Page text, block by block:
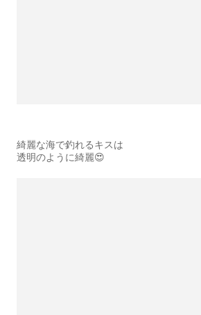
綺麗な海で釣れるキスは
透明のように綺麗😍